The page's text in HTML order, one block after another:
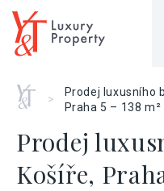
Home
>
Prodej luxusního
Praha 5 – 138 m²
Prodej
Košíře,